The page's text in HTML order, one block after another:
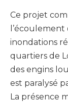
Ce projet
inondations
quartiers de
des engins
est paralysé
La présence